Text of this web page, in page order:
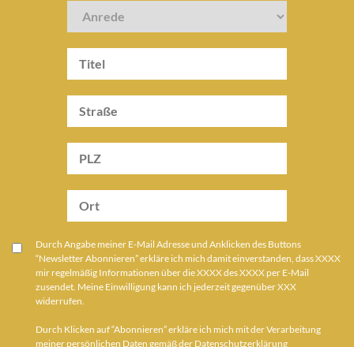
Durch Angabe meiner E-Mail Adresse und Anklicken des Buttons
“Newsletter Abonnieren” erkläre ich mich damit einverstanden, dass XXXX
mir regelmäßig Informationen über die XXXX des XXXX per E-Mail
zusendet. Meine Einwilligung kann ich jederzeit gegenüber XXX
widerrufen.
Durch Klicken auf “Abonnieren” erkläre ich mich mit der Verarbeitung
meiner persönlichen Daten gemäß der Datenschutzerklärung